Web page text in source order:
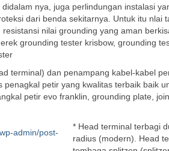
nya, juga perlindungan instalasi
dari benda sekitarnya. Untuk itu
nilai grounding yang aman
grounding tester krisbow, grounding
terminal) dan penampang kabel-kabel
penagkal petir yang kwalitas terbaik baik
petir evo franklin, grounding plate,
* Head terminal terbagi
radius (modern). Head